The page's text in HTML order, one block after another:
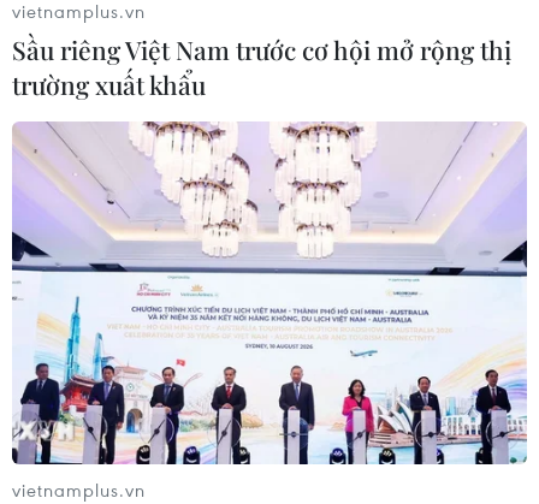
vietnamplus.vn
Sầu riêng Việt Nam trước cơ hội mở rộng thị
trường xuất khẩu
vietnamplus.vn